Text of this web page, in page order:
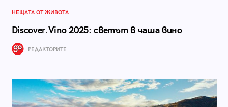
НЕЩАТА ОТ ЖИВОТА
Discover.Vino 2025: светът в чаша вино
РЕДАКТОРИТЕ